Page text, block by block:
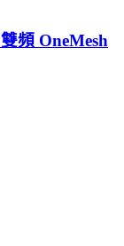
頻 OneMesh